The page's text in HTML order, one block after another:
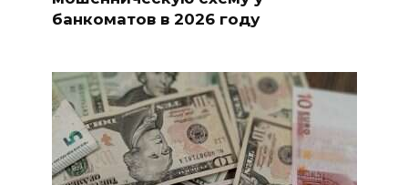
банкоматов в 2026 году